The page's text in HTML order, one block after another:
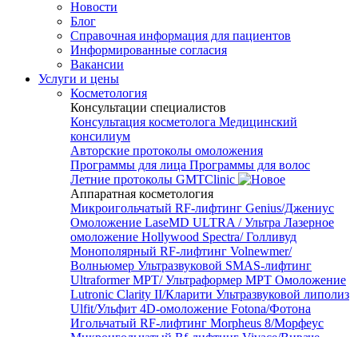
Новости
Блог
Справочная информация для пациентов
Информированные согласия
Вакансии
Услуги и цены
Косметология
Консультации специалистов
Консультация косметолога Медицинский
консилиум
Авторские протоколы омоложения
Программы для лица Программы для волос
Летние протоколы GMTClinic
Аппаратная косметология
Микроигольчатый RF-лифтинг Genius/Джениус
Омоложение LaseMD ULTRA / Ультра Лазерное
омоложение Hollywood Spectra/ Голливуд
Монополярный RF-лифтинг Volnewmer/
Волньюмер Ультразвуковой SMAS-лифтинг
Ultraformer MPT/ Ультраформер MPT Омоложение
Lutronic Clarity II/Кларити Ультразвуковой липолиз
Ulfit/Ульфит 4D-омоложение Fotona/Фотона
Игольчатый RF-лифтинг Morpheus 8/Морфеус